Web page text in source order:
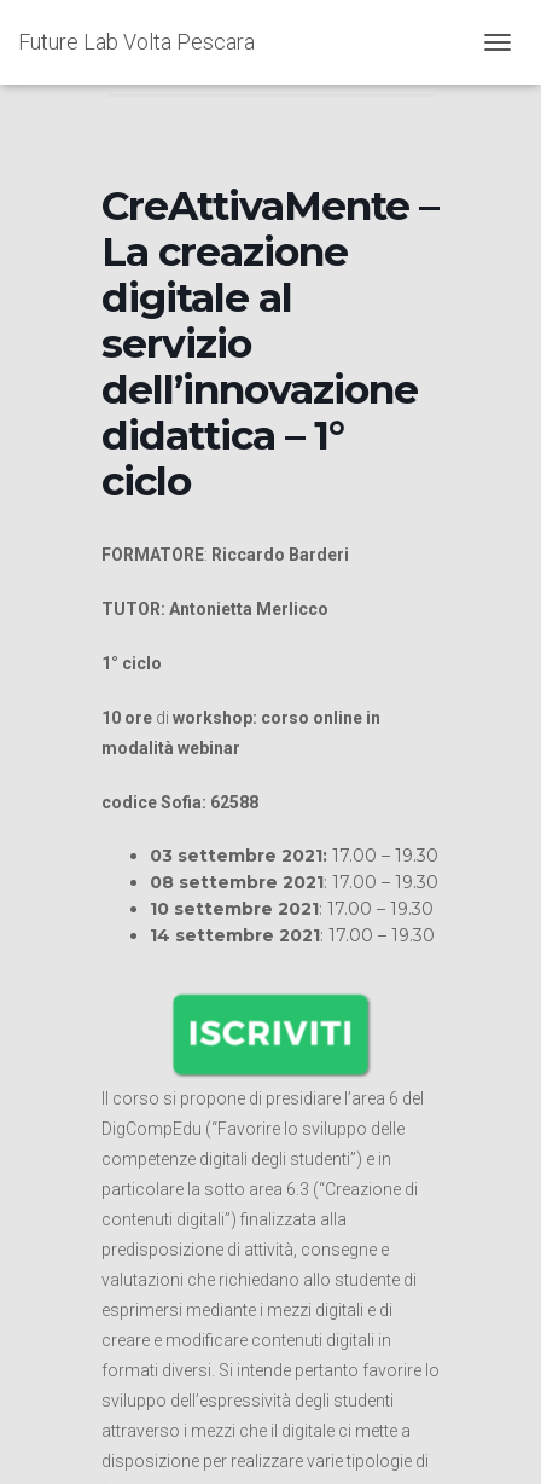
Future Lab Volta Pescara
A
Home Events
creazione digitale al servizio dell’innovazione
CreAttivaMente –
La creazione
digitale al
servizio
dell’innovazione
didattica – 1°
ciclo
FORMATORE: Riccardo Barderi
TUTOR: Antonietta Merlicco
1° ciclo
10 ore di workshop: corso online in
modalità webinar
codice Sofia: 62588
03 settembre 2021: 17.00 – 19.30
08 settembre 2021: 17.00 – 19.30
10 settembre 2021: 17.00 – 19.30
14 settembre 2021: 17.00 – 19.30
Il corso si propone di presidiare l’area 6 del
DigCompEdu (“Favorire lo sviluppo delle
competenze digitali degli studenti”) e in
particolare la sotto area 6.3 (“Creazione di
contenuti digitali”) finalizzata alla
predisposizione di attività, consegne e
valutazioni che richiedano allo studente di
esprimersi mediante i mezzi digitali e di
creare e modificare contenuti digitali in
formati diversi. Si intende pertanto favorire lo
sviluppo dell’espressività degli studenti
attraverso i mezzi che il digitale ci mette a
disposizione per realizzare varie tipologie di